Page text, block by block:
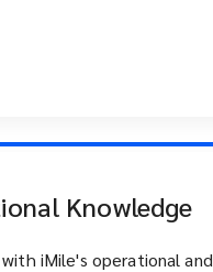
Knowledge
iMile's operational and